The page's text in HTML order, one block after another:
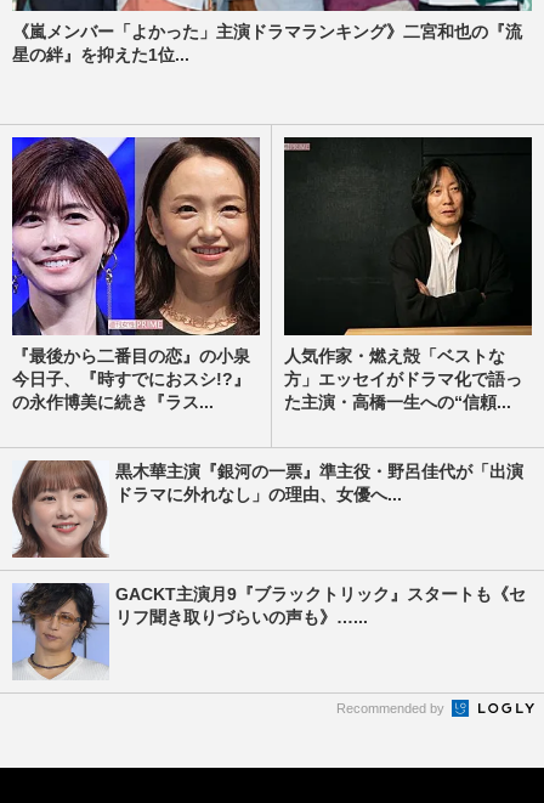
《嵐メンバー「よかった」主演ドラマランキング》二宮和也の『流
星の絆』を抑えた1位...
『最後から二番目の恋』の小泉
今日子、『時すでにおスシ!?』
の永作博美に続き『ラス...
人気作家・燃え殻「ベストな
方」エッセイがドラマ化で語っ
た主演・高橋一生への“信頼...
黒木華主演『銀河の一票』準主役・野呂佳代が「出演
ドラマに外れなし」の理由、女優へ...
GACKT主演月9『ブラックトリック』スタートも《セ
リフ聞き取りづらいの声も》…...
Recommended by